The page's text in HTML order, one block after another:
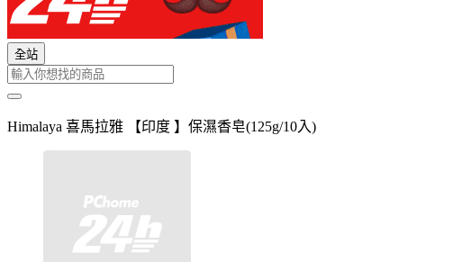
全站
Himalaya 喜馬拉雅 【印度 】保濕香皂(125g/10入)